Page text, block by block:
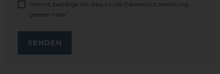
Hiermit bestätige ich, dass ich die Daten­schutz­erklärung
gelesen habe. *
SENDEN